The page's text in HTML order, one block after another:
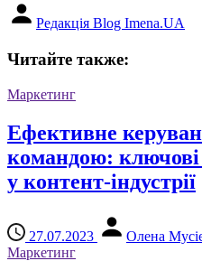
Редакція Blog Imena.UA
Читайте также:
Маркетинг
Ефективне
командою: ключові
у контент-індустрії
27.07.2023
Олена
Маркетинг